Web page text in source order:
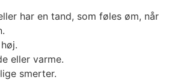
har en tand, som føles øm, når
eller varme.
smerter.